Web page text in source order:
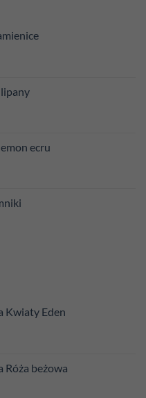
ecru
Kwiaty Eden
Róża beżowa